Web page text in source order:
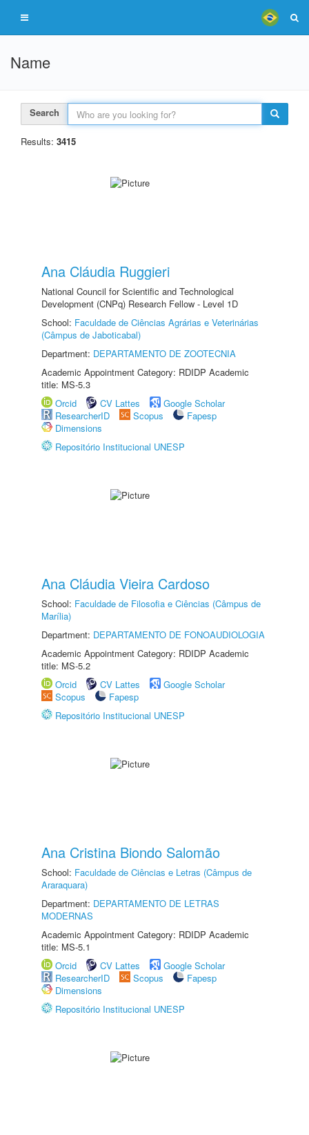
Name
Search
Results: 3415
Ana Cláudia Ruggieri
National Council for Scientific and Technological
Development (CNPq) Research Fellow - Level 1D
School: Faculdade de Ciências Agrárias e Veterinárias
(Câmpus de Jaboticabal)
Department: DEPARTAMENTO DE ZOOTECNIA
Academic Appointment Category: RDIDP Academic
title: MS-5.3
Orcid
CV Lattes
Google Scholar
ResearcherID
Scopus
Fapesp
Dimensions
Repositório Institucional UNESP
Ana Cláudia Vieira Cardoso
School: Faculdade de Filosofia e Ciências (Câmpus de
Marília)
Department: DEPARTAMENTO DE FONOAUDIOLOGIA
Academic Appointment Category: RDIDP Academic
title: MS-5.2
Orcid
CV Lattes
Google Scholar
Scopus
Fapesp
Repositório Institucional UNESP
Ana Cristina Biondo Salomão
School: Faculdade de Ciências e Letras (Câmpus de
Araraquara)
Department: DEPARTAMENTO DE LETRAS
MODERNAS
Academic Appointment Category: RDIDP Academic
title: MS-5.1
Orcid
CV Lattes
Google Scholar
ResearcherID
Scopus
Fapesp
Dimensions
Repositório Institucional UNESP